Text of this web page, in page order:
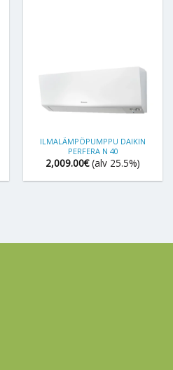
ILMALÄMPÖPUMPPU DAIKIN
PERFERA N 40
2,009.00€ (alv 25.5%)